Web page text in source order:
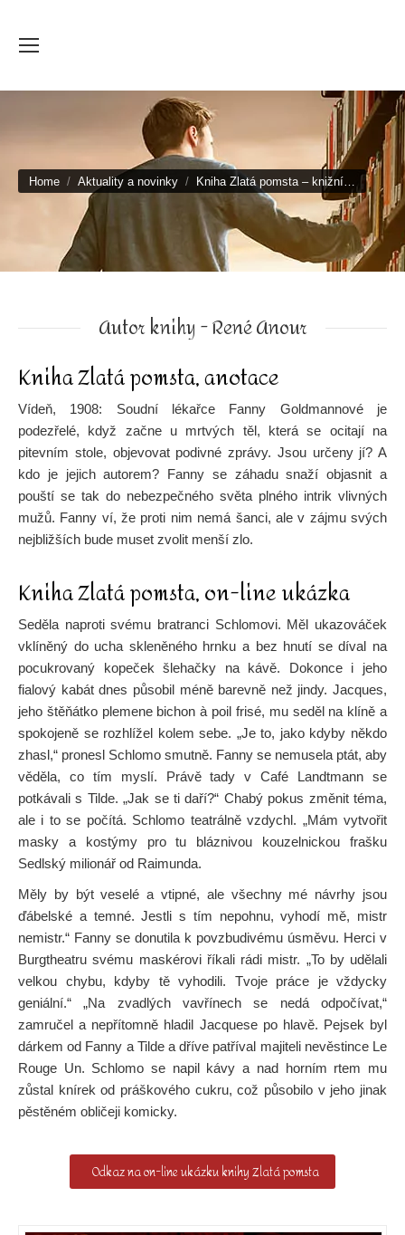
You are here:
Home Aktuality a novinky Kniha Zlatá pomsta – knižní…
Autor knihy - René Anour
Kniha Zlatá pomsta, anotace
Vídeň, 1908: Soudní lékařce Fanny Goldmannové je
podezřelé, když začne u mrtvých těl, která se ocitají na
pitevním stole, objevovat podivné zprávy. Jsou určeny jí? A
kdo je jejich autorem? Fanny se záhadu snaží objasnit a
pouští se tak do nebezpečného světa plného intrik vlivných
mužů. Fanny ví, že proti nim nemá šanci, ale v zájmu svých
nejbližších bude muset zvolit menší zlo.
Kniha Zlatá pomsta, on-line ukázka
Seděla naproti svému bratranci Schlomovi. Měl ukazováček
vklíněný do ucha skleněného hrnku a bez hnutí se díval na
pocukrovaný kopeček šlehačky na kávě. Dokonce i jeho
fialový kabát dnes působil méně barevně než jindy. Jacques,
jeho štěňátko plemene bichon à poil frisé, mu seděl na klíně a
spokojeně se rozhlížel kolem sebe. „Je to, jako kdyby někdo
zhasl,“ pronesl Schlomo smutně. Fanny se nemusela ptát, aby
věděla, co tím myslí. Právě tady v Café Landtmann se
potkávali s Tilde. „Jak se ti daří?“ Chabý pokus změnit téma,
ale i to se počítá. Schlomo teatrálně vzdychl. „Mám vytvořit
masky a kostýmy pro tu bláznivou kouzelnickou frašku
Sedlský milionář od Raimunda.
Měly by být veselé a vtipné, ale všechny mé návrhy jsou
ďábelské a temné. Jestli s tím nepohnu, vyhodí mě, mistr
nemistr.“ Fanny se donutila k povzbudivému úsměvu. Herci v
Burgtheatru svému maskérovi říkali rádi mistr. „To by udělali
velkou chybu, kdyby tě vyhodili. Tvoje práce je vždycky
geniální.“ „Na zvadlých vavřínech se nedá odpočívat,“
zamručel a nepřítomně hladil Jacquese po hlavě. Pejsek byl
dárkem od Fanny a Tilde a dříve patříval majiteli nevěstince Le
Rouge Un. Schlomo se napil kávy a nad horním rtem mu
zůstal knírek od práškového cukru, což působilo v jeho jinak
pěstěném obličeji komicky.
Odkaz na on-line ukázku knihy Zlatá pomsta